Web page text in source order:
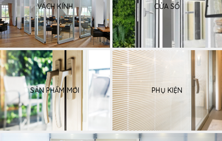
VÁCH KÍNH CỬA SỔ
SẢN PHẨM MỚI PHỤ KIỆN